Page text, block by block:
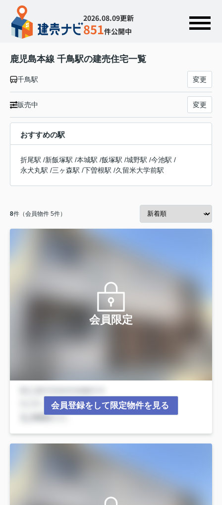
2026.08.09更新
851件公開中
鹿児島本線 千鳥駅の建売住宅一覧
千鳥駅 変更
販売中 変更
おすすめの駅
折尾駅 /新飯塚駅 /本城駅 /飯塚駅 /城野駅 /今池駅 /
永犬丸駅 /三ヶ森駅 /下曽根駅 /久留米大学前駅
8件（会員物件 5件）
会員限定
会員登録をして限定物件を見る